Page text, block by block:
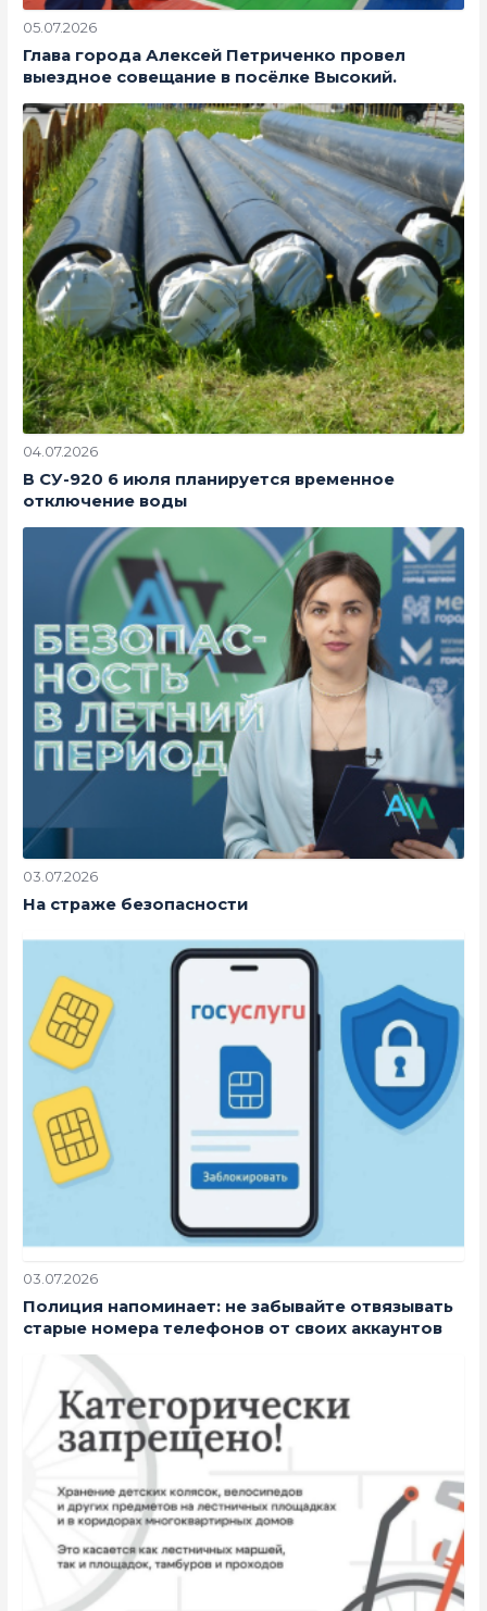
05.07.2026
Глава города Алексей Петриченко провел
выездное совещание в посёлке Высокий.
04.07.2026
В СУ-920 6 июля планируется временное
отключение воды
03.07.2026
На страже безопасности
03.07.2026
Полиция напоминает: не забывайте отвязывать
старые номера телефонов от своих аккаунтов